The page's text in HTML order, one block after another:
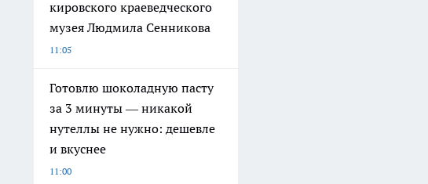
кировского краеведческого
музея Людмила Сенникова
11:05
Готовлю шоколадную пасту
за 3 минуты — никакой
нутеллы не нужно: дешевле
и вкуснее
11:00